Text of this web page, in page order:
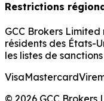
Restrictions
GCC Brokers
résidents des États-
les listes de
VisaMastercard